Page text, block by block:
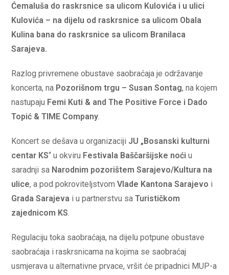
Ćemaluša do raskrsnice sa ulicom Kulovića i u ulici
Kulovića – na dijelu od raskrsnice sa ulicom Obala
Kulina bana do raskrsnice sa ulicom Branilaca
Sarajeva.
Razlog privremene obustave saobraćaja je održavanje
koncerta, na Pozorišnom trgu – Susan Sontag, na kojem
nastupaju Femi Kuti & and The Positive Force i Dado
Topić & TIME Company.
Koncert se dešava u organizaciji JU „Bosanski kulturni
centar KS“ u okviru Festivala Baščaršijske noćiu
saradnji sa Narodnim pozorištem Sarajevo/Kultura na
ulice, a pod pokroviteljstvom Vlade Kantona Sarajevo i
Grada Sarajeva i u partnerstvu saTurističkom
zajednicom KS.
Regulaciju toka saobraćaja, na dijelu potpune obustave
saobraćaja i raskrsnicama na kojima se saobraćaj
usmjerava u alternativne prvace, vršit će pripadnici MUP-a